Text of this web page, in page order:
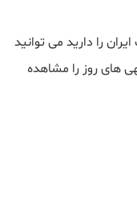
را دارید می توانید
های روز را مشاهده